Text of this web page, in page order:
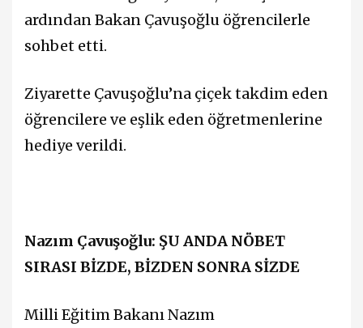
ardından Bakan Çavuşoğlu öğrencilerle
sohbet etti.
Ziyarette Çavuşoğlu’na çiçek takdim eden
öğrencilere ve eşlik eden öğretmenlerine
hediye verildi.
Nazım Çavuşoğlu: ŞU ANDA NÖBET
SIRASI BİZDE, BİZDEN SONRA SİZDE
Milli Eğitim BakanıNazım